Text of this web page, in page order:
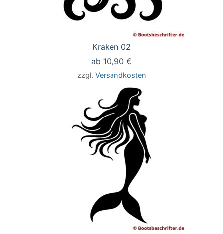
Kraken 02
ab 10,90 €
zzgl. Versandkosten